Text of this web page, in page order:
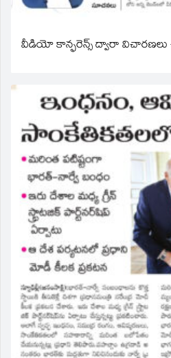
వీడియో కాన్ఫరెన్స్ ద్వారా విచారణలు